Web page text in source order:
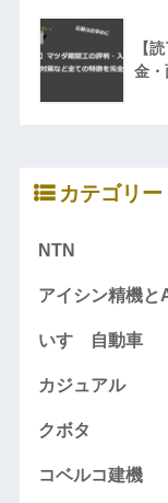
【
金・
カテゴリー
NTN
アイシン精機と
いすゞ自動車
カジュアル
クボタ
コベルコ建機